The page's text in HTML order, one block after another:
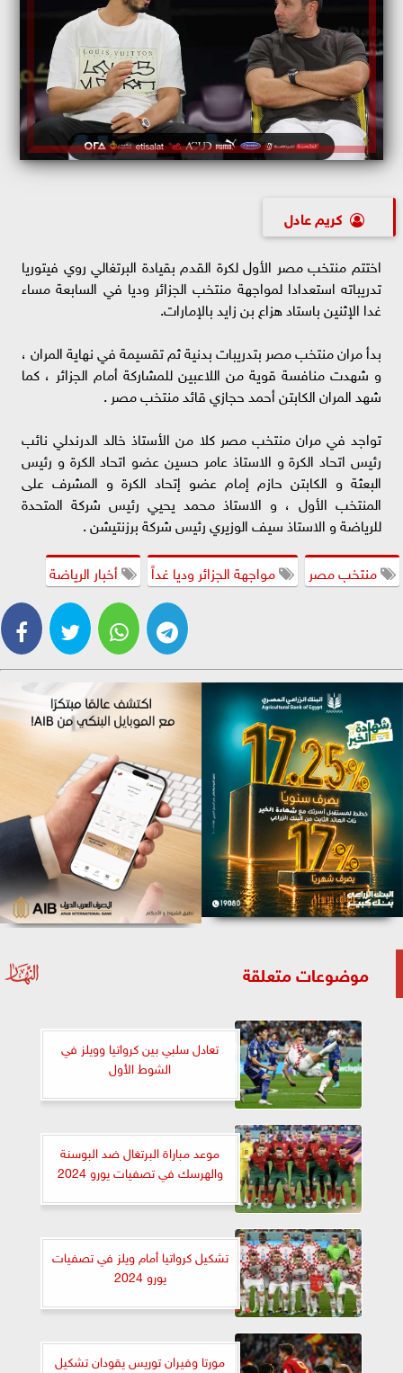
كريم عادل
اختتم منتخب مصر الأول لكرة القدم بقيادة البرتغالي روي فيتوريا
تدريباته استعدادا لمواجهة منتخب الجزائر وديا في السابعة مساء
غدا الإثنين باستاد هزاع بن زايد بالإمارات.
بدأ مران منتخب مصر بتدريبات بدنية ثم تقسيمة في نهاية المران ،
و شهدت منافسة قوية من اللاعبين للمشاركة أمام الجزائر ، كما
شهد المران الكابتن أحمد حجازي قائد منتخب مصر .
تواجد في مران منتخب مصر كلا من الأستاذ خالد الدرندلي نائب
رئيس اتحاد الكرة و الاستاذ عامر حسين عضو اتحاد الكرة و رئيس
البعثة و الكابتن حازم إمام عضو إتحاد الكرة و المشرف على
المنتخب الأول ، و الاستاذ محمد يحيي رئيس شركة المتحدة
للرياضة و الاستاذ سيف الوزيري رئيس شركة برزنتيشن .
منتخب مصر
مواجهة الجزائر وديا غداً أخبار الرياضة
موضوعات متعلقة
تعادل سلبي بين كرواتيا وويلز في
الشوط الأول
موعد مباراة البرتغال ضد البوسنة
والهرسك في تصفيات يورو 2024
تشكيل كرواتيا أمام ويلز في تصفيات
يورو 2024
مورتا وفيران توريس يقودان تشكيل